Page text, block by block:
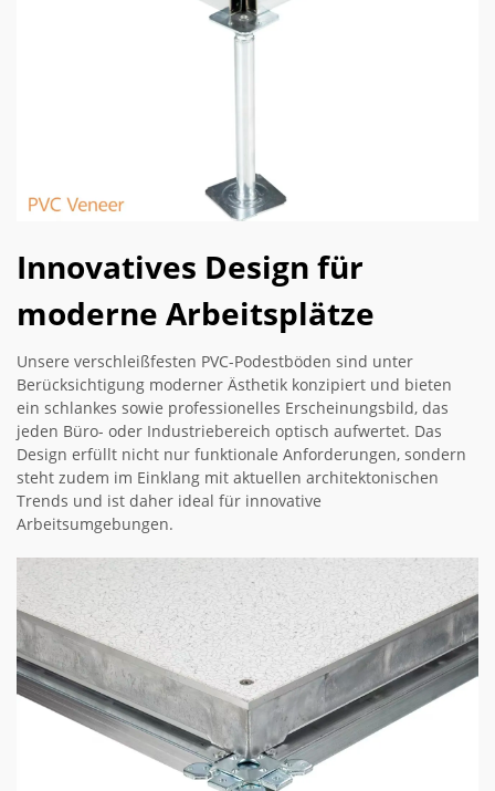
Innovatives Design für
moderne Arbeitsplätze
Unsere verschleißfesten PVC-Podestböden sind unter
Berücksichtigung moderner Ästhetik konzipiert und bieten
ein schlankes sowie professionelles Erscheinungsbild, das
jeden Büro- oder Industriebereich optisch aufwertet. Das
Design erfüllt nicht nur funktionale Anforderungen, sondern
steht zudem im Einklang mit aktuellen architektonischen
Trends und ist daher ideal für innovative
Arbeitsumgebungen.